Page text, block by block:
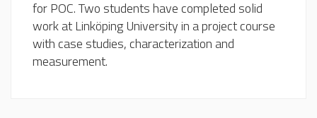
for POC. Two students have completed solid
work at Linköping University in a project course
with case studies, characterization and
measurement.